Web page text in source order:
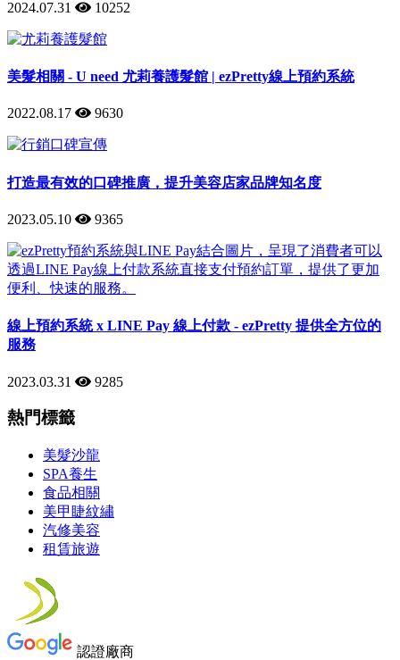
2024.07.31 10252
美髮相關 - U need 尤莉養護髮館 | ezPretty線上預約系統
2022.08.17 9630
打造最有效的口碑推廣，提升美容店家品牌知名度
2023.05.10 9365
線上預約系統 x LINE Pay 線上付款 - ezPretty 提供全方位的
服務
2023.03.31 9285
熱門標籤
美髮沙龍
SPA養生
食品相關
美甲睫紋繡
汽修美容
租賃旅遊
認證廠商